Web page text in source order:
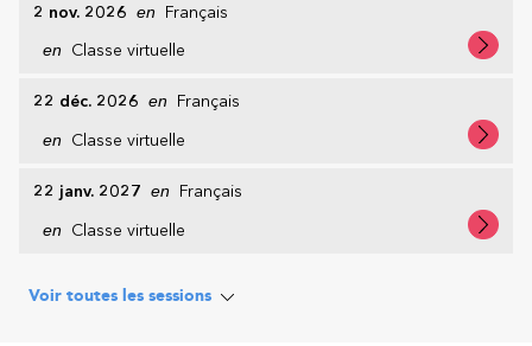
2 nov. 2026 en Français
en Classe virtuelle
22 déc. 2026 en Français
en Classe virtuelle
22 janv. 2027 en Français
en Classe virtuelle
Voir toutes les sessions